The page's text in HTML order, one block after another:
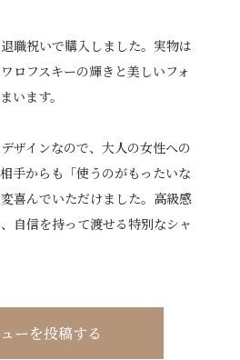
職祝いで購入しました。実物は
ロフスキーの輝きと美しいフォ
います。
ザインなので、大人の女性への
手からも「使うのがもったいな
喜んでいただけました。高級感
自信を持って渡せる特別なシャ
ーを投稿する